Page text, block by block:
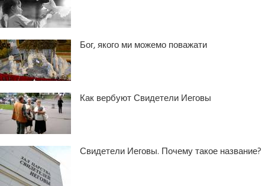
Бог, якого ми можемо поважати
Как вербуют Свидетели Иеговы
Свидетели Иеговы. Почему такое название?